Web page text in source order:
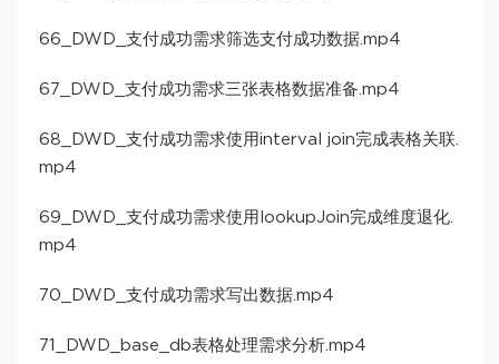
66_DWD_支付成功需求筛选支付成功数据.mp4
67_DWD_支付成功需求三张表格数据准备.mp4
68_DWD_支付成功需求使用interval join完成表格关联.
mp4
69_DWD_支付成功需求使用lookupJoin完成维度退化.
mp4
70_DWD_支付成功需求写出数据.mp4
71_DWD_base_db表格处理需求分析.mp4